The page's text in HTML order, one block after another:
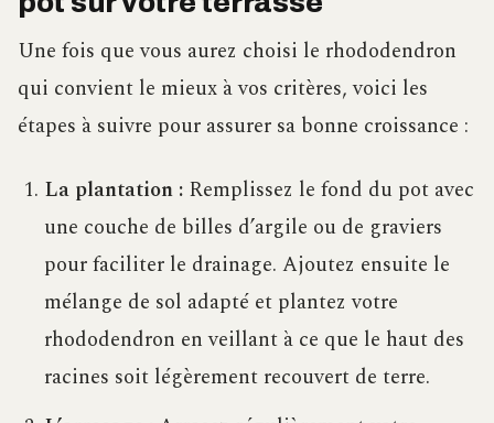
Une fois que vous aurez choisi le rhododendron
qui convient le mieux à vos critères, voici les
étapes à suivre pour assurer sa bonne croissance :
La plantation : Remplissez le fond du pot avec
une couche de billes d’argile ou de graviers
pour faciliter le drainage. Ajoutez ensuite le
mélange de sol adapté et plantez votre
rhododendron en veillant à ce que le haut des
racines soit légèrement recouvert de terre.